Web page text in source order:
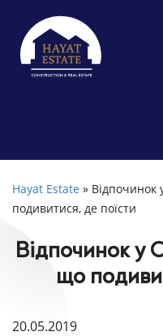
Hayat Estate » Відпочинок
подивитися, де поїсти
Відпочинок у
що
20.05.2019